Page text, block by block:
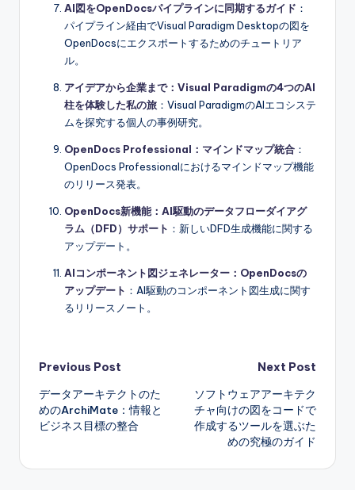
AI図をOpenDocsパイプラインに同期するガイド ：
パイプライン経由でVisual Paradigm Desktopの図を
OpenDocsにエクスポートするためのチュートリア
ル。
アイデアから企業まで：Visual Paradigmの4つのAI
柱を体験した私の旅 ：Visual ParadigmのAIエコシステ
ムを探究する個人の事例研究。
OpenDocs Professional：マインドマップ統合 ：
OpenDocs Professionalにおけるマインドマップ機能
のリリース発表。
OpenDocs新機能：AI駆動のデータフローダイアグ
ラム（DFD）サポート ：新しいDFD生成機能に関する
アップデート。
AIコンポーネント図ジェネレーター：OpenDocsの
アップデート ：AI駆動のコンポーネント図生成に関す
るリリースノート。
Post
navigation
Previous Post
データアーキテクトのた
めのArchiMate：情報と
ビジネス目標の整合
Next Post
ソフトウェアアーキテク
チャ向けの図をコードで
作成するツールを選ぶた
めの究極のガイド